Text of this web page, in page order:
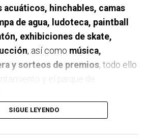
hinchables, camas
de agua, ludoteca, paintball
exhibiciones de skate,
, así como música,
y sorteos de premios, todo ello
y el parque de
entre las 10:30 y las
colaboración del Ayuntamiento de
SIGUE LEYENDO